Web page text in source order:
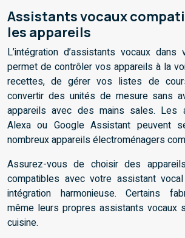
Assistants vocaux
les appareils
L’intégration d’assistants vocaux
permet de contrôler vos appareils à la
recettes, de gérer vos listes de
convertir des unités de mesure sans
appareils avec des mains sales. Les
Alexa ou Google Assistant peuvent
nombreux appareils électroménagers
Assurez-vous de choisir des
compatibles avec votre assistant
intégration harmonieuse. Certains
même leurs propres assistants vocaux
cuisine.